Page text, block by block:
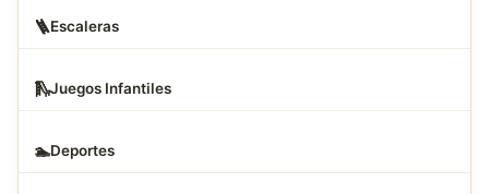
🪜Escaleras
🛝Juegos Infantiles
🏊Deportes